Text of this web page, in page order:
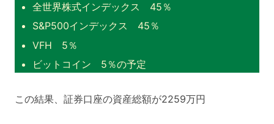
全世界株式インデックス 45％
S&P500インデックス 45％
VFH 5％
ビットコイン 5％の予定
この結果、証券口座の資産総額が2259万円